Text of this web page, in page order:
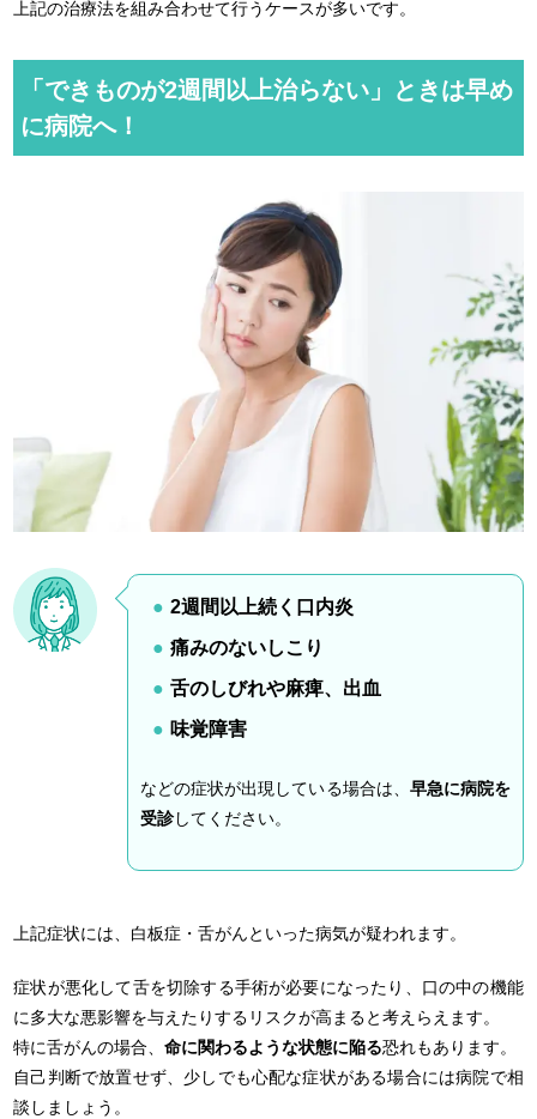
上記の治療法を組み合わせて行うケースが多いです。
「できものが2週間以上治らない」ときは早め
に病院へ！
2週間以上続く口内炎
痛みのないしこり
舌のしびれや麻痺、出血
味覚障害
などの症状が出現している場合は、 早急に病院を
受診してください。
上記症状には、白板症・舌がんといった病気が疑われます。
症状が悪化して舌を切除する手術が必要になったり、口の中の機能
に多大な悪影響を与えたりするリスクが高まると考えらえます。
特に舌がんの場合、命に関わるような状態に陥る恐れもあります。
自己判断で放置せず、少しでも心配な症状がある場合には病院で相
談しましょう。